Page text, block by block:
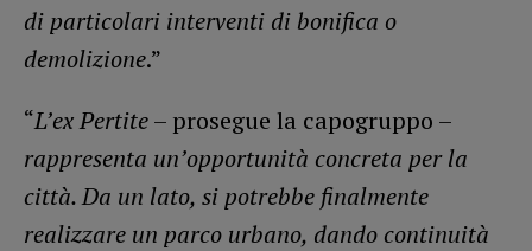
di particolari interventi di bonifica o
demolizione.”
“L’ex Pertite– prosegue la capogruppo –
rappresenta un’opportunità concreta per la
città. Da un lato, si potrebbe finalmente
realizzare un parco urbano, dando continuità